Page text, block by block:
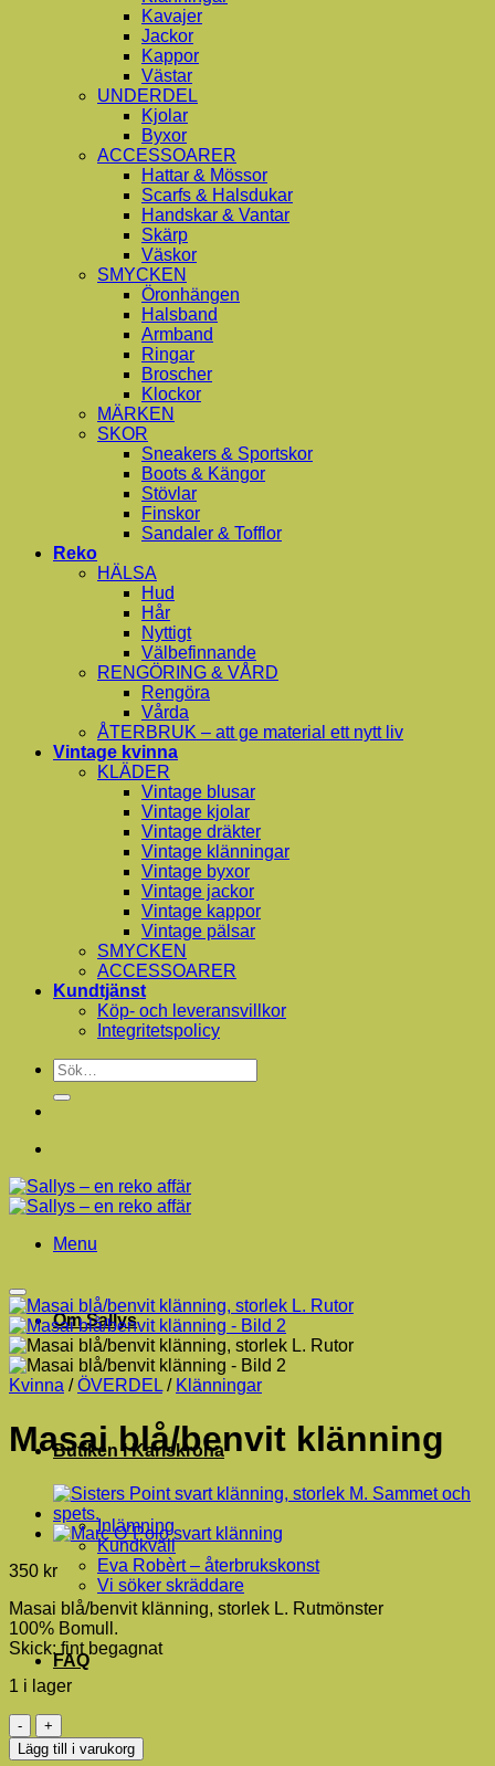
Kavajer
Jackor
Kappor
Västar
UNDERDEL
Kjolar
Byxor
ACCESSOARER
Hattar & Mössor
Scarfs & Halsdukar
Handskar & Vantar
Skärp
Väskor
SMYCKEN
Öronhängen
Halsband
Armband
Ringar
Broscher
Klockor
MÄRKEN
SKOR
Sneakers & Sportskor
Boots & Kängor
Stövlar
Finskor
Sandaler & Tofflor
Reko
HÄLSA
Hud
Hår
Nyttigt
Välbefinnande
RENGÖRING & VÅRD
Rengöra
Vårda
ÅTERBRUK – att ge material ett nytt liv
Vintage kvinna
KLÄDER
Vintage blusar
Vintage kjolar
Vintage dräkter
Vintage klänningar
Vintage byxor
Vintage jackor
Vintage kappor
Vintage pälsar
SMYCKEN
ACCESSOARER
Kundtjänst
Köp- och leveransvillkor
Integritetspolicy
Sök
efter:
Menu
Om Sallys
Butiken i Karlskrona
Inlämning
Kundkväll
Eva Robèrt – återbrukskonst
Vi söker skräddare
FAQ
Kvinna / ÖVERDEL / Klänningar
Masai blå/benvit klänning
350 kr
Masai blå/benvit klänning, storlek L. Rutmönster
100% Bomull.
Skick: fint begagnat
1 i lager
Masai
blå/benvit
klänning
Lägg till i varukorg